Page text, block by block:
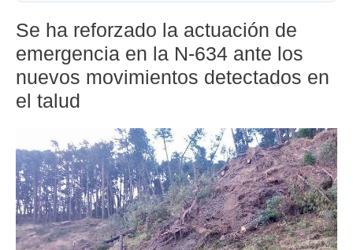
Se ha reforzado la actuación de
emergencia en la N-634 ante los
nuevos movimientos detectados en
el talud